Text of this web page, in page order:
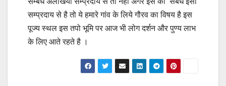
सम्प्रदाय से है तो ये हमारे गांव के लिये गौरव का विषय है इस
पूज्य स्थल इस तपो भूमि पर आज भी लोग दर्शन और पुण्य लाभ
के लिए आते रहते है ।